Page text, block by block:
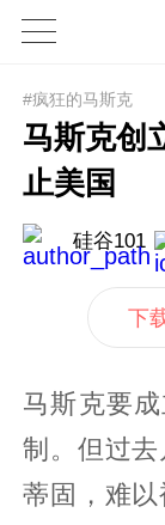
#疯狂的马斯克
马斯克创
止美国
硅谷101
下
马斯克要
制。但过
蒂固，难